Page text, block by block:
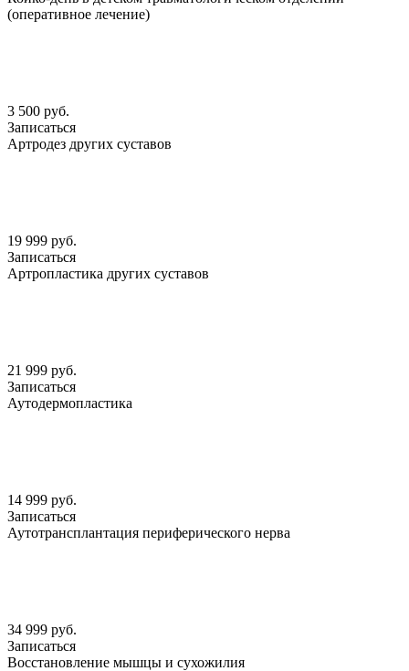
(оперативное лечение)
3 500 руб.
Записаться
Артродез других суставов
19 999 руб.
Записаться
Артропластика других суставов
21 999 руб.
Записаться
Аутодермопластика
14 999 руб.
Записаться
Аутотрансплантация периферического нерва
34 999 руб.
Записаться
Восстановление мышцы и сухожилия